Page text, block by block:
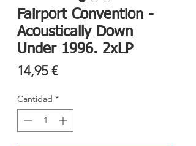
Fairport Convention -
Acoustically Down
Under 1996. 2xLP
14,95 €Precio
Cantidad *